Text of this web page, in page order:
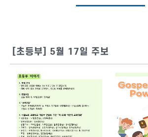
[초등부] 5월 17일 주보